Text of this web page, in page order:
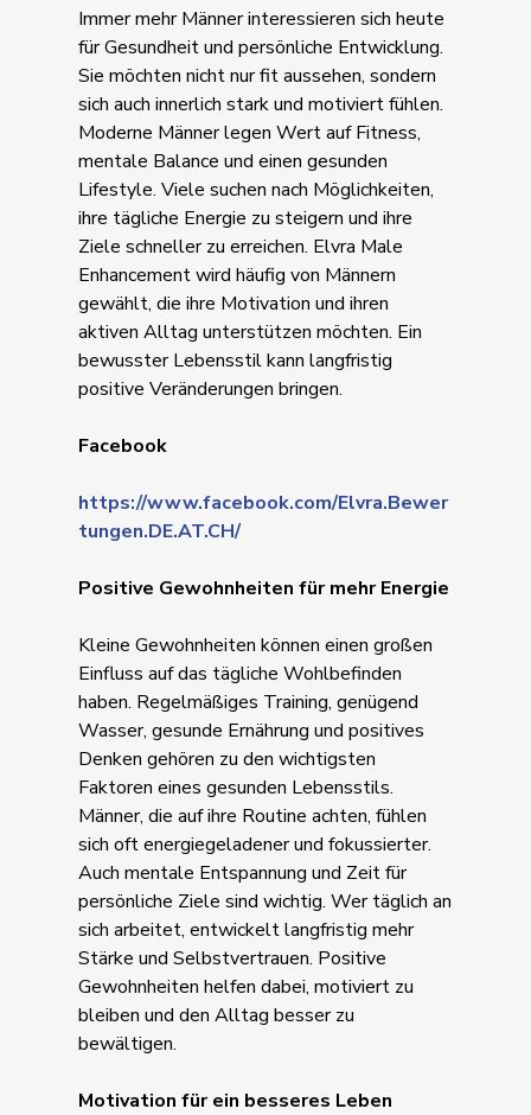
Immer mehr Männer interessieren sich heute
für Gesundheit und persönliche Entwicklung.
Sie möchten nicht nur fit aussehen, sondern
sich auch innerlich stark und motiviert fühlen.
Moderne Männer legen Wert auf Fitness,
mentale Balance und einen gesunden
Lifestyle. Viele suchen nach Möglichkeiten,
ihre tägliche Energie zu steigern und ihre
Ziele schneller zu erreichen. Elvra Male
Enhancement wird häufig von Männern
gewählt, die ihre Motivation und ihren
aktiven Alltag unterstützen möchten. Ein
bewusster Lebensstil kann langfristig
positive Veränderungen bringen.
Facebook
https://www.facebook.com/Elvra.Bewer
tungen.DE.AT.CH/
Positive Gewohnheiten für mehr Energie
Kleine Gewohnheiten können einen großen
Einfluss auf das tägliche Wohlbefinden
haben. Regelmäßiges Training, genügend
Wasser, gesunde Ernährung und positives
Denken gehören zu den wichtigsten
Faktoren eines gesunden Lebensstils.
Männer, die auf ihre Routine achten, fühlen
sich oft energiegeladener und fokussierter.
Auch mentale Entspannung und Zeit für
persönliche Ziele sind wichtig. Wer täglich an
sich arbeitet, entwickelt langfristig mehr
Stärke und Selbstvertrauen. Positive
Gewohnheiten helfen dabei, motiviert zu
bleiben und den Alltag besser zu
bewältigen.
Motivation für ein besseres Leben